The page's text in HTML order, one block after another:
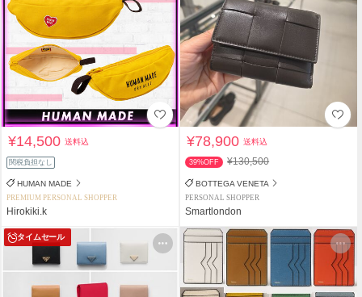
¥14,500送料込
関税負担なし
HUMAN MADE
PREMIUM PERSONAL SHOPPER
Hirokiki.k
¥78,900送料込
39%OFF ¥130,500
BOTTEGA VENETA
PERSONAL SHOPPER
Smartlondon
タイムセール